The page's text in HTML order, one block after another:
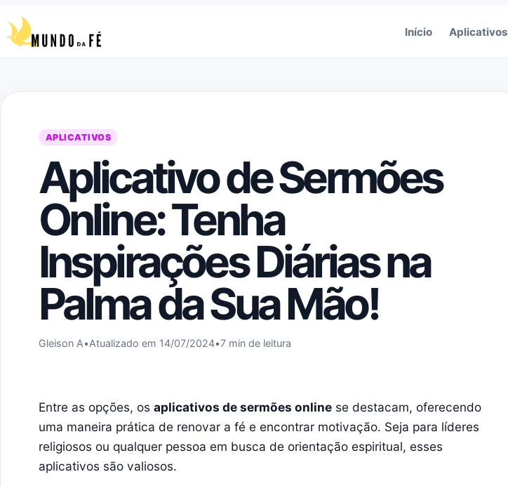
Pular para o conteúdo
Início Aplicativos
APLICATIVOS
Aplicativo de Sermões
Online: Tenha
Inspirações Diárias na
Palma da Sua Mão!
Gleison A•Atualizado em 14/07/2024•7 min de leitura
Entre as opções, os aplicativos de sermões onlinese destacam, oferecendo
uma maneira prática de renovar a fé e encontrar motivação. Seja para líderes
religiosos ou qualquer pessoa em busca de orientação espiritual, esses
aplicativos são valiosos.